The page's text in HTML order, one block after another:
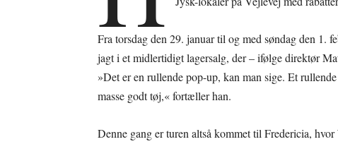
Fra torsdag den 29. januar til og med søndag den 1.
jagt i et midlertidigt lagersalg, der – ifølge direktør
»Det er en rullende pop-up, kan man sige. Et
masse godt tøj,« fortæller han.
Denne gang er turen altså kommet til Fredericia,